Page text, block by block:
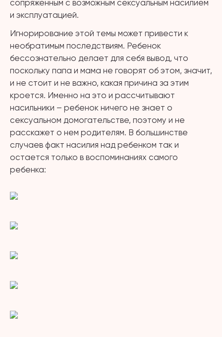
сопряженным с возможным сексуальным насилием
и эксплуатацией.
Игнорирование этой темы может привести к
необратимым последствиям. Ребенок
бессознательно делает для себя вывод, что
поскольку папа и мама не говорят об этом, значит,
и не стоит и не важно, какая причина за этим
кроется. Именно на это и рассчитывают
насильники – ребенок ничего не знает о
сексуальном домогательстве, поэтому и не
расскажет о нем родителям. В большинстве
случаев факт насилия над ребенком так и
остается только в воспоминаниях самого
ребенка: